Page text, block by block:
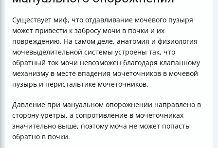
Существует миф, что отдавливание мочевого пузыря
может привести к забросу мочи в почки и их
повреждению. На самом деле, анатомия и физиология
мочевыделительной системы устроены так, что
обратный ток мочи невозможен благодаря клапанному
механизму в месте впадения мочеточников в мочевой
пузырь и перистальтике мочеточников.
Давление при мануальном опорожнении направлено в
сторону уретры, а сопротивление в мочеточниках
значительно выше, поэтому моча не может попасть
обратно в почки.